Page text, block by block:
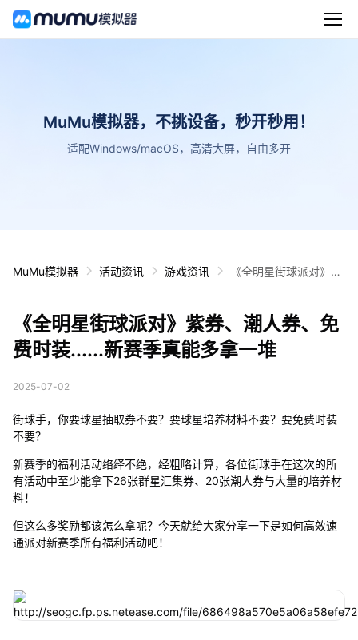
MuMu模拟器，不挑设备，秒开秒用！
适配Windows/macOS，高清大屏，自由多开
MuMu模拟器 活动资讯 游戏资讯
《全明星街球派对》紫
一堆
《全明星街球派对》紫券、潮人券、免
费时装......新赛季真能多拿一堆
2025-07-02
街球手，你要球星抽取券不要？要球星培养材料不要？要免费时装
不要？
新赛季的福利活动络绎不绝，经粗略计算，各位街球手在这次的所
有活动中至少能拿下26张群星汇集券、20张潮人券与大量的培养材
料！
但这么多奖励都该怎么拿呢？今天就给大家分享一下是如何高效速
通派对新赛季所有福利活动吧！